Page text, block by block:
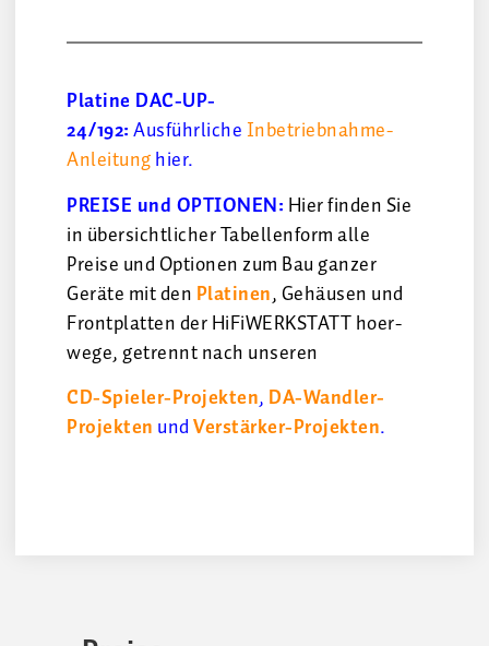
Platine DAC-UP-
24/192:AusführlicheInbetriebnahme-
Anleitunghier.
PREISE und OPTIONEN: Hier finden Sie
in übersichtlicher Tabellenform alle
Preise und Optionen zum Bau ganzer
Geräte mit den Platinen, Gehäusen und
Frontplatten der HiFiWERKSTATT hoer-
wege, getrennt nach unseren
CD-Spieler-Projekten, DA-Wandler-
Projekten undVerstärker-Projekten.